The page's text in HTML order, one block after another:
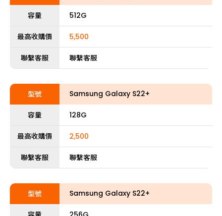
容量 512G
最高收購價 5,500
聯繫客服 聯繫客服
型號 Samsung Galaxy S22+
容量 128G
最高收購價 2,500
聯繫客服 聯繫客服
型號 Samsung Galaxy S22+